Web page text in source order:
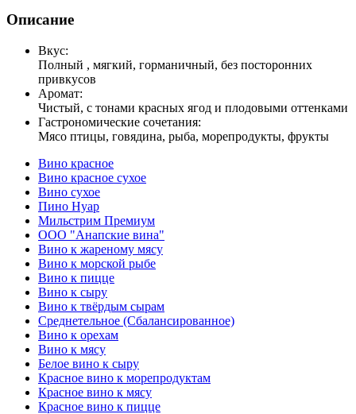
Описание
Вкус:
Полный , мягкий, горманичный, без посторонних
привкусов
Аромат:
Чистый, с тонами красных ягод и плодовыми оттенками
Гастрономические сочетания:
Мясо птицы, говядина, рыба, морепродукты, фрукты
Вино красное
Вино красное сухое
Вино сухое
Пино Нуар
Мильстрим Премиум
OOO "Анапские вина"
Вино к жареному мясу
Вино к морской рыбе
Вино к пицце
Вино к сыру
Вино к твёрдым сырам
Среднетельное (Сбалансированное)
Вино к орехам
Вино к мясу
Белое вино к сыру
Красное вино к морепродуктам
Красное вино к мясу
Красное вино к пицце